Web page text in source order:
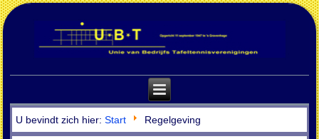
U bevindt zich hier:Start Regelgeving